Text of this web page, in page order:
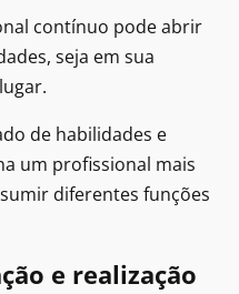
contínuo pode abrir
seja em sua
de habilidades e
um profissional mais
diferentes funções
e realização